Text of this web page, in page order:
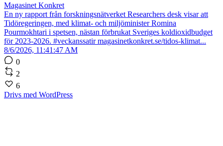
Magasinet Konkret
En ny rapport från forskningsnätverket Researchers desk visar att
Tidöregeringen, med klimat- och miljöminister Romina
Pourmokhtari i spetsen, nästan förbrukat Sveriges koldioxidbudget
för 2023-2026. #veckanssatir magasinetkonkret.se/tidos-klimat...
8/6/2026, 11:41:47 AM
0
2
6
Drivs med WordPress